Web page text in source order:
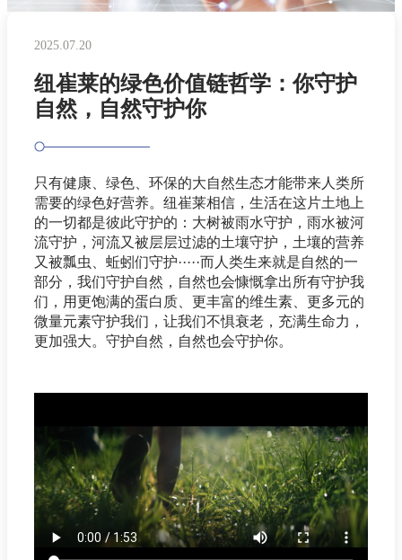
2025.07.20
纽崔莱的绿色价值链哲学：你守护
自然，自然守护你
只有健康、绿色、环保的大自然生态才能带来人类所
需要的绿色好营养。纽崔莱相信，生活在这片土地上
的一切都是彼此守护的：大树被雨水守护，雨水被河
流守护，河流又被层层过滤的土壤守护，土壤的营养
又被瓢虫、蚯蚓们守护·····而人类生来就是自然的一
部分，我们守护自然，自然也会慷慨拿出所有守护我
们，用更饱满的蛋白质、更丰富的维生素、更多元的
微量元素守护我们，让我们不惧衰老，充满生命力，
更加强大。守护自然，自然也会守护你。